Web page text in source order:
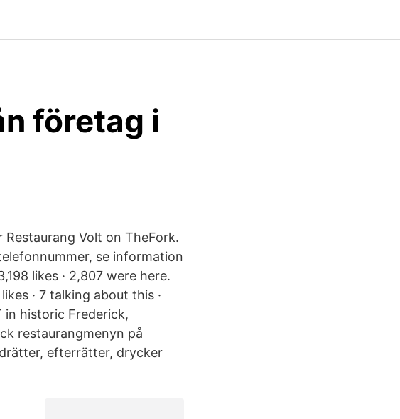
företag i
Volt on TheFork.
se information
likes · 2,807 were here.
· 7 talking about this ·
in historic Frederick,
restaurangmenyn på
efterrätter, drycker